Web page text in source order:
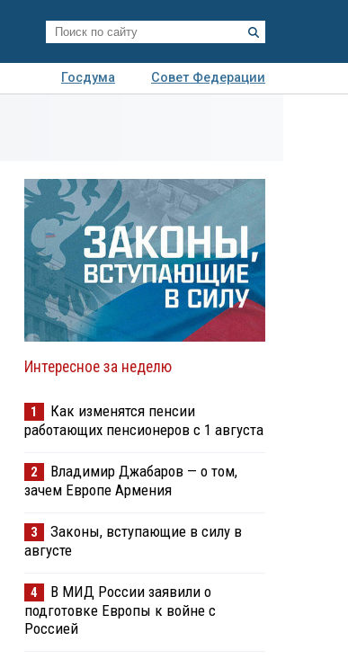
Госдума
Совет Федерации
Интересное за неделю
1
Как изменятся пенсии
работающих пенсионеров с 1 августа
2
Владимир Джабаров — о том,
зачем Европе Армения
3
Законы, вступающие в силу в
августе
4
В МИД России заявили о
подготовке Европы к войне с
Россией